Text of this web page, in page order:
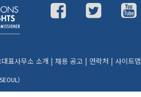
표사무소 소개 | 채용 공고 | 연락처 | 사이트맵